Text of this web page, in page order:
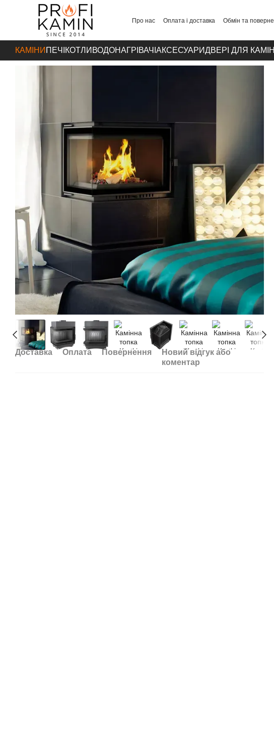
Перейти до основного контенту
Про нас Оплата і доставка Обмін та
КАМІНИ ПЕЧІ КОТЛИ ВОДОНАГРІВАЧІ АКСЕСУАРИДВЕРІ ДЛЯ
Доставка Оплата Повернення
Новий відгук або
коментар